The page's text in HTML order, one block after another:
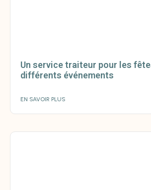
Un service traiteur pour les
différents événements
EN SAVOIR PLUS